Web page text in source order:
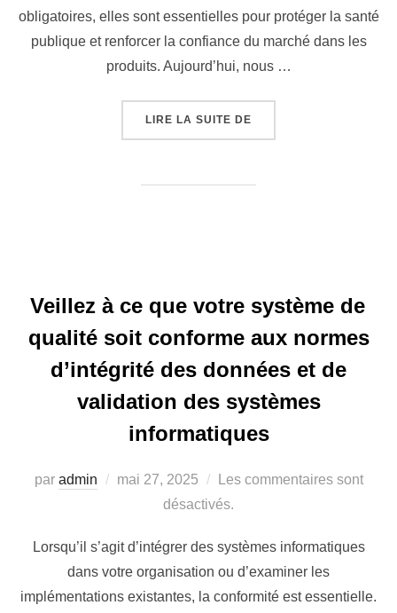
obligatoires, elles sont essentielles pour protéger la santé
publique et renforcer la confiance du marché dans les
produits. Aujourd’hui, nous …
LIRE LA SUITE DE
Veillez à ce que votre système de
qualité soit conforme aux normes
d’intégrité des données et de
validation des systèmes
informatiques
par admin mai 27, 2025
Les commentaires sont
désactivés.
Lorsqu’il s’agit d’intégrer des systèmes informatiques
dans votre organisation ou d’examiner les
implémentations existantes, la conformité est essentielle.